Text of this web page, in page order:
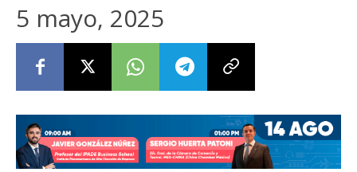
5 mayo, 2025